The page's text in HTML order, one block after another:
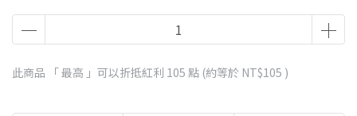
此商品 「 最高 」可以折抵紅利 105 點 (約等於 NT$105 )